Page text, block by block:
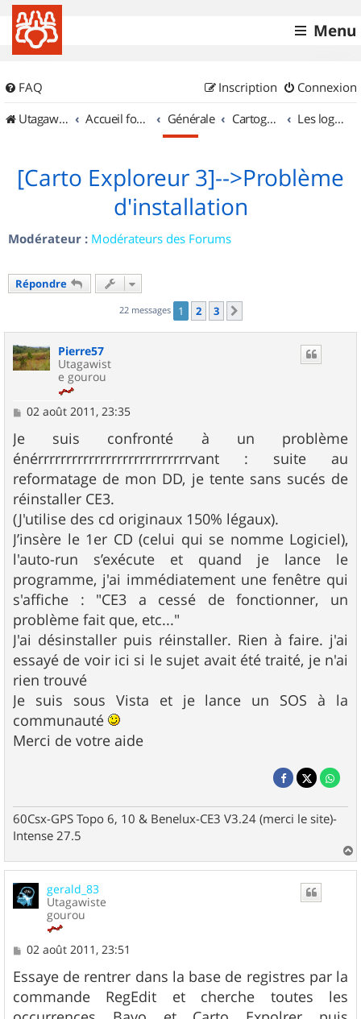
Menu
FAQ Connexion
Inscription
UtagawaVTT (Randos VTT et VTTAE avec traces GPS)
Accueil forum Générale Cartographie et GPS Les logiciels
[Carto Exploreur 3]-->Problème
d'installation
Modérateur : Modérateurs des Forums
Répondre
22 messages 1 2 3
Pierre57
Utagawist
e gourou
M
s
s
a
g
e
02 août 2011, 23:35
Je suis confronté à un problème
énérrrrrrrrrrrrrrrrrrrrrrrrrrrvant : suite au
reformatage de mon DD, je tente sans sucés de
réinstaller CE3.
(J'utilise des cd originaux 150% légaux).
J’insère le 1er CD (celui qui se nomme Logiciel),
l'auto-run s’exécute et quand je lance le
programme, j'ai immédiatement une fenêtre qui
s'affiche : "CE3 a cessé de fonctionner, un
problème fait que, etc..."
J'ai désinstaller puis réinstaller. Rien à faire. j'ai
essayé de voir ici si le sujet avait été traité, je n'ai
rien trouvé
Je suis sous Vista et je lance un SOS à la
communauté
Merci de votre aide
60Csx-GPS Topo 6, 10 & Benelux-CE3 V3.24 (merci le site)-
Intense 27.5
a
u
gerald_83
Utagawiste
gourou
M
s
s
a
g
02 août 2011, 23:51
Essaye de rentrer dans la base de registres par la
commande RegEdit et cherche toutes les